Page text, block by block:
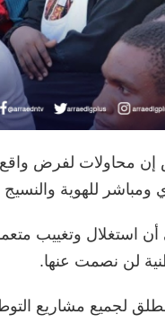
محاولات لفرض
للهوية والنسيج
وتغييب
لن نصمت عنها.
لجميع مشاريع